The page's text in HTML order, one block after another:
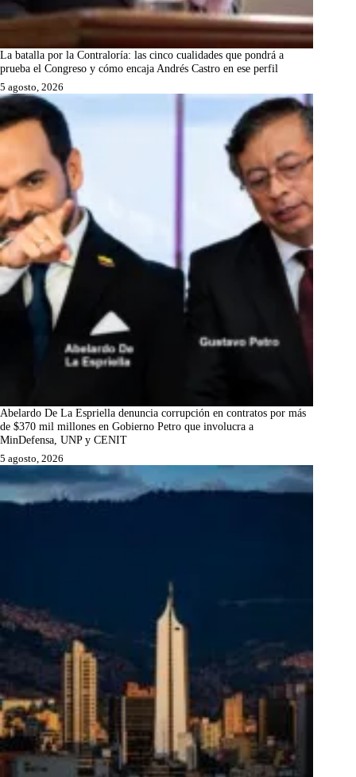
La batalla por la Contraloría: las cinco cualidades que pondrá a
prueba el Congreso y cómo encaja Andrés Castro en ese perfil
5 agosto, 2026
Abelardo De La Espriella denuncia corrupción en contratos por más
de $370 mil millones en Gobierno Petro que involucra a
MinDefensa, UNP y CENIT
5 agosto, 2026